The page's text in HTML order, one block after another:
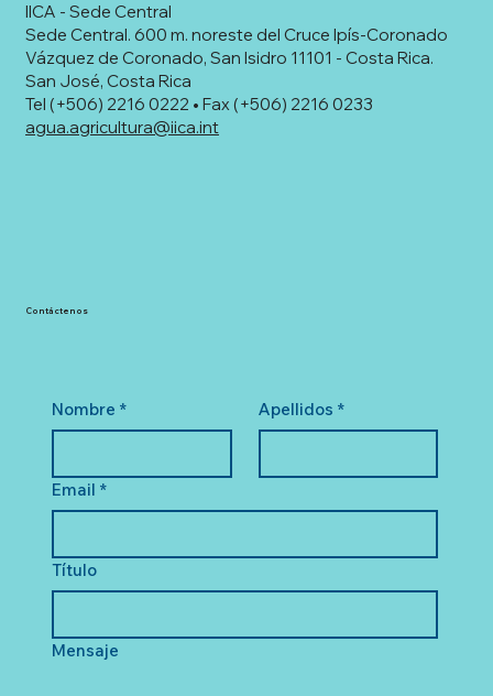
IICA - Sede Central
Sede Central. 600 m. noreste del Cruce Ipís-Coronado
Vázquez de Coronado, San Isidro 11101 - Costa Rica.
San José, Costa Rica
Tel (+506) 2216 0222 • Fax (+506) 2216 0233
agua.agricultura@iica.int
Nombre * Apellidos *
Email *
Título
Mensaje
Contáctenos